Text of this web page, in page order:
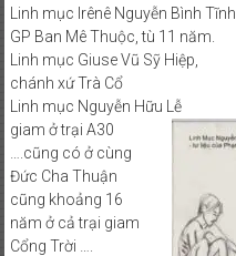
Linh mục Irênê Nguyễn Bình Tĩnh
GP Ban Mê Thuộc, tù 11 năm.
Linh mục Giuse Vũ Sỹ Hiệp,
chánh xứ Trà Cổ
Linh mục Nguyễn Hữu Lễ
giam ở trại A30
….cũng có ở cùng
Đức Cha Thuận
cũng khoảng 16
năm ở cả trại giam
Cổng Trời ….